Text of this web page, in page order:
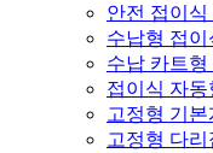
안전 접이
수납형 접이
수납 카트
접이식 자
고정형 기본
고정형 다리